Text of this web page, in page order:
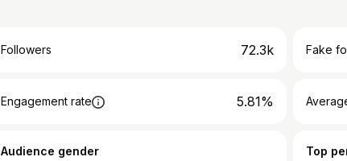
Followers 72.3k Fake
Engagement rate 5.81%
Audience gender Top